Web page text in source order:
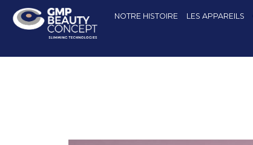
NOTRE HISTOIRE LES APPAREILS